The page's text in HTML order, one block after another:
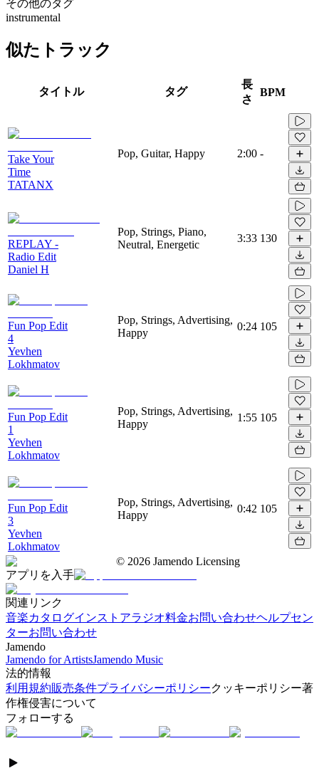
その他のタグ
instrumental
似たトラック
タイトル タグ
長
さ
BPM
Take Your
Time
TATANX
Pop, Guitar, Happy 2:00 -
REPLAY -
Radio Edit
Daniel H
Pop, Strings, Piano,
Neutral, Energetic
3:33 130
Fun Pop Edit
4
Yevhen
Lokhmatov
Pop, Strings, Advertising,
Happy
0:24 105
Fun Pop Edit
1
Yevhen
Lokhmatov
Pop, Strings, Advertising,
Happy
1:55 105
Fun Pop Edit
3
Yevhen
Lokhmatov
Pop, Strings, Advertising,
Happy
0:42 105
© 2026 Jamendo Licensing
アプリを入手
関連リンク
音楽カタログインストアラジオ料金お問い合わせヘルプセン
ターお問い合わせ
Jamendo
Jamendo for ArtistsJamendo Music
法的情報
利用規約販売条件プライバシーポリシークッキーポリシー著
作権侵害について
フォローする